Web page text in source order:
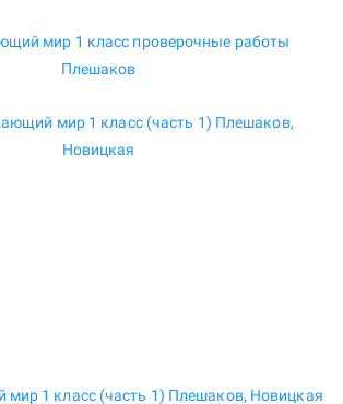
мир 1 класс проверочные работы
Плешаков
1 класс (часть 1) Плешаков, Новицкая